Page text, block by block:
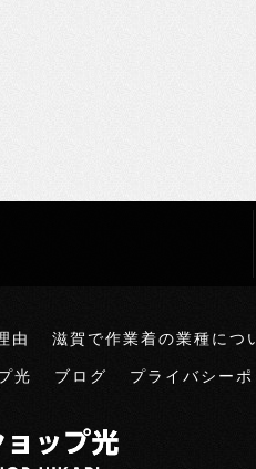
由 滋賀で作業着の業種につ
光 ブログ プライバシー